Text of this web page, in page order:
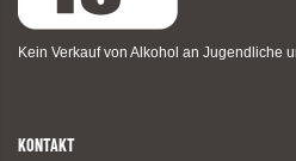
Kein Verkauf von Alkohol an Jugendliche
KONTAKT